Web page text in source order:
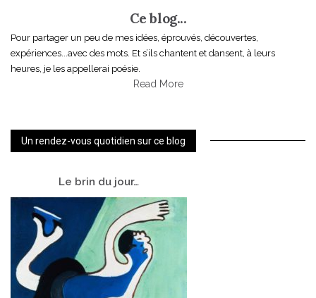
Ce blog...
Pour partager un peu de mes idées, éprouvés, découvertes,
expériences...avec des mots. Et s’ils chantent et dansent, à leurs
heures, je les appellerai poésie.
Read More
Un rendez-vous quotidien sur ce blog
Le brin du jour…